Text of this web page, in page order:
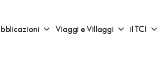
"Consigli di viaggio"Apri sotto menu "Pubblicazioni"
Viaggi e Villaggi Apri sotto
il TCI